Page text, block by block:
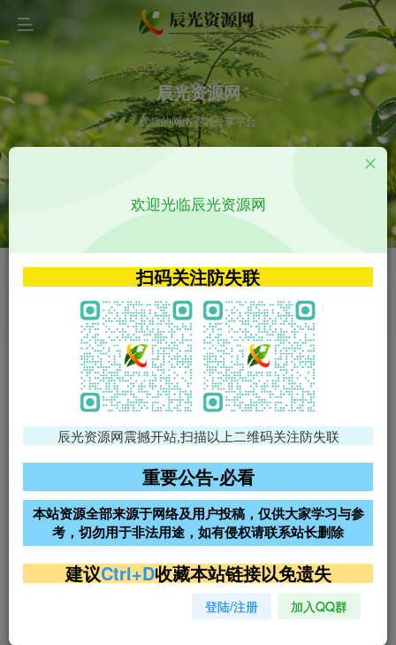
辰光资源网
优质的网络资源分享平台
VIP特权介绍 APP源码
VIP特权介绍
火
VIP特权介绍
影视源码
影视源码
免费领支付宝红包
腾讯轻量4核4G3M服务器38元/
阿里云2核2G200M服务器68元/
年
雨云高防免备案服务器
超低价文字广告位招租 超低价文字广告位招租
超低价文字广告位招租
欢迎光临辰光资源网
扫码关注防失联
辰光资源网震撼开站,扫描以上二维码关注防失联
重要公告-必看
本站资源全部来源于网络及用户投稿，仅供大家学习与参
考，切勿用于非法用途，如有侵权请联系站长删除
建议Ctrl+D收藏本站链接以免遗失
登陆/注册 加入QQ群